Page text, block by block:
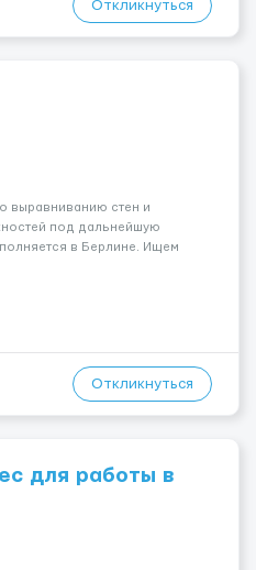
Откликнуться
выравниванию стен и
под дальнейшую
в Берлине. Ищем
опытом и портфолио.
...
Откликнуться
для работы в